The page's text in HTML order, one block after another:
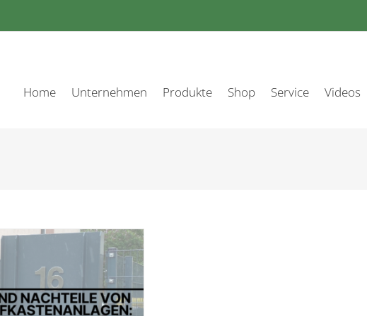
Home Unternehmen Produkte Shop Service Videos